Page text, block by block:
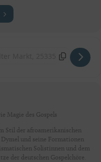
GOSPEL-NIGHT ELMSHORN
Address - GOSPEL-
Magie des Gospels
Stil der afroamerikanischen
und seine Formationen
Solistinnen und dem
der deutschen Gospelchöre.